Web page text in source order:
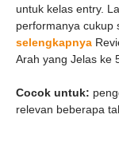
untuk kelas entry.
performanya cukup
selengkapnya
Arah yang Jelas ke
Cocok untuk:
relevan beberapa